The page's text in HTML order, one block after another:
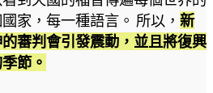
家，每一種語言。 所以， 新
審判會引發震動，並且將復興
節。